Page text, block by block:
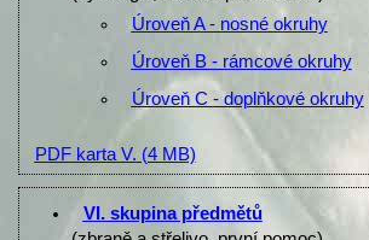
Úroveň A - nosné okruhy
Úroveň B - rámcové okruhy
Úroveň C - doplňkové okruhy
PDF karta V. (4 MB)
VI. skupina předmětů